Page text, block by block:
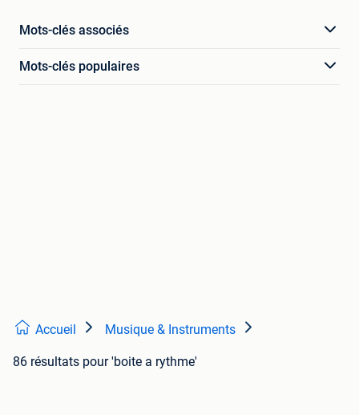
Mots-clés associés
Mots-clés populaires
Accueil Musique & Instruments
86 résultats pour 'boite a rythme'